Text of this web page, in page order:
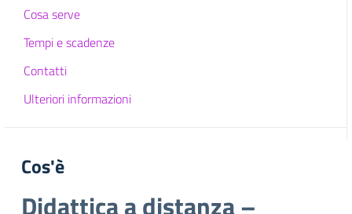
Cosa serve
Tempi e scadenze
Contatti
Ulteriori informazioni
Cos'è
Didattica a distanza –